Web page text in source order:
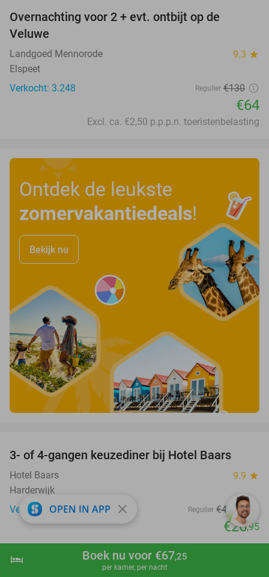
shopping_cart Boek nu
hotel Boek nu voor €67,25
per kamer, per nacht
Overnachting voor 2 + evt. ontbijt op de
Veluwe
Landgoed Mennorode 9.3 star
Elspeet
Verkocht: 3.248
Regulier €130
€64
Excl. ca. €2,50 p.p.p.n. toeristenbelasting
Ontdek de leukste
zomervakantiedeals!
Bekijk nu
3- of 4-gangen keuzediner bij Hotel Baars
Hotel Baars 9.9 star
Harderwijk
Verkocht: 34
Regulier €49 ,30
€26,95
favorite_border
OPEN IN APP close